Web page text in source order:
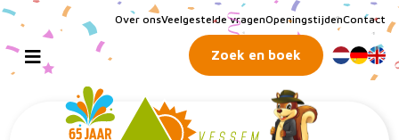
Over onsVeelgestelde vragenOpeningstijdenContact
Zoek en boek